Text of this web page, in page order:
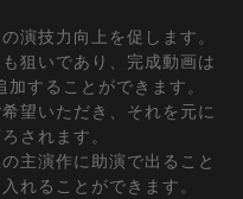
演技力向上を促します。
狙いであり、完成動画は
することができます。
望いただき、それを元に
されます。
主演作に助演で出ること
れることができます。